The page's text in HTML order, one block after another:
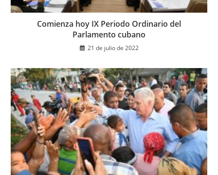
Comienza hoy IX Periodo Ordinario del
Parlamento cubano
21 de julio de 2022